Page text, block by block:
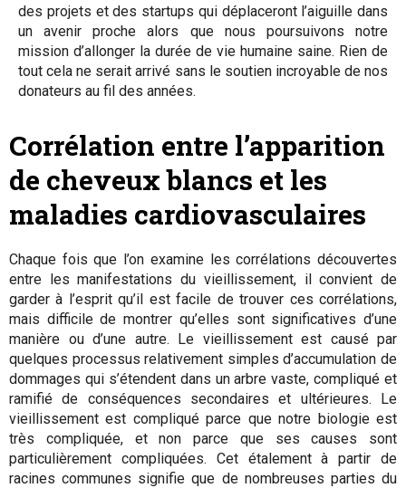
des projets et des startups qui déplaceront l’aiguille dans
un avenir proche alors que nous poursuivons notre
mission d’allonger la durée de vie humaine saine. Rien de
tout cela ne serait arrivé sans le soutien incroyable de nos
donateurs au fil des années.
Corrélation entre l’apparition
de cheveux blancs et les
maladies cardiovasculaires
Chaque fois que l’on examine les corrélations découvertes
entre les manifestations du vieillissement, il convient de
garder à l’esprit qu’il est facile de trouver ces corrélations,
mais difficile de montrer qu’elles sont significatives d’une
manière ou d’une autre. Le vieillissement est causé par
quelques processus relativement simples d’accumulation de
dommages qui s’étendent dans un arbre vaste, compliqué et
ramifié de conséquences secondaires et ultérieures. Le
vieillissement est compliqué parce que notre biologie est
très compliquée, et non parce que ses causes sont
particulièrement compliquées. Cet étalement à partir de
racines communes signifie que de nombreuses parties du